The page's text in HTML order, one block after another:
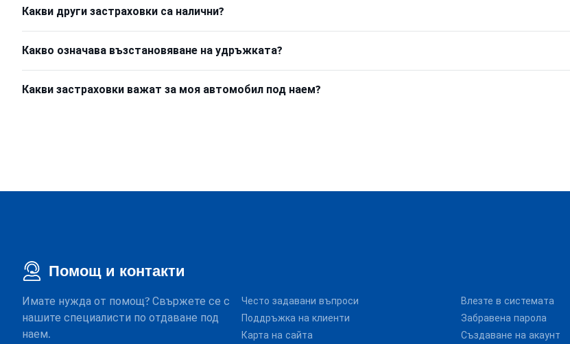
Какви други застраховки са налични?
Какво означава възстановяване на удръжката?
Какви застраховки важат за моя автомобил под наем?
Помощ и контакти
Имате нужда от помощ? Свържете се с
нашите специалисти по отдаване под
наем.
Често задавани въпроси
Поддръжка на клиенти
Карта на сайта
Влезте в системата
Забравена парола
Създаване на акаунт